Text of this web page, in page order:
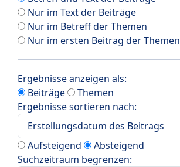
Nur im Text der Beiträge
Nur im Betreff der Themen
Nur im ersten Beitrag der Themen
Ergebnisse anzeigen als:
Beiträge
Themen
Ergebnisse sortieren nach:
Aufsteigend
Absteigend
Suchzeitraum begrenzen: